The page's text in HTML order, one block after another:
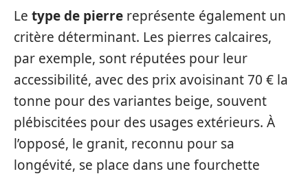
Le type de pierre représente également un
critère déterminant. Les pierres calcaires,
par exemple, sont réputées pour leur
accessibilité, avec des prix avoisinant 70 € la
tonne pour des variantes beige, souvent
plébiscitées pour des usages extérieurs. À
l’opposé, le granit, reconnu pour sa
longévité, se place dans une fourchette